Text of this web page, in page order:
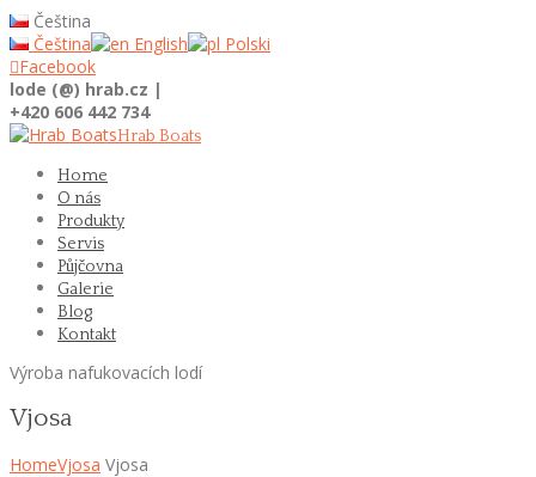
Čeština
Čeština
English
Polski
Facebook
lode (@) hrab.cz |
+420 606 442 734
Hrab Boats
Home
O nás
Produkty
Servis
Půjčovna
Galerie
Blog
Kontakt
Výroba nafukovacích lodí
Vjosa
HomeVjosa Vjosa